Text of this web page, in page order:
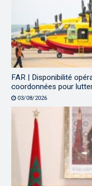
FAR | Disponibilité
coordonnées pour
03/08/2026